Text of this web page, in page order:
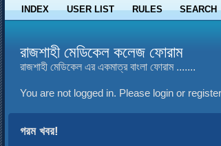
INDEX USER LIST RULES SEARCH
রাজশাহী মেডিকেল কলেজ ফোরাম
রাজশাহী মেডিকেল এর একমাত্র বাংলা ফোরাম .......
You are not logged in. Please login or
গরম খবর!